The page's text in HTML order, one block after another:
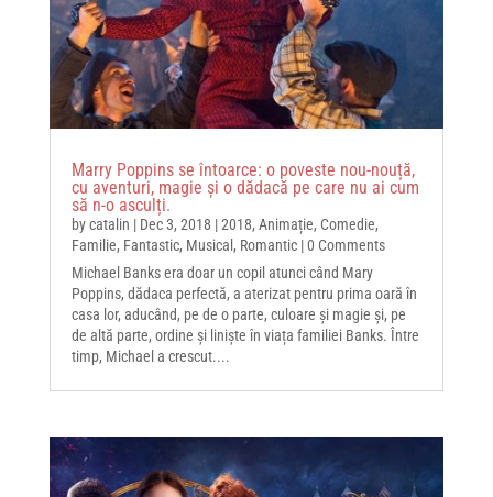
Marry Poppins se întoarce: o poveste nou-nouță,
cu aventuri, magie și o dădacă pe care nu ai cum
să n-o asculți.
bycatalin | Dec 3, 2018 |2018, Animație, Comedie,
Familie, Fantastic, Musical , Romantic| 0 Comments
Michael Banks era doar un copil atunci când Mary
Poppins, dădaca perfectă, a aterizat pentru prima oară în
casa lor, aducând, pe de o parte, culoare și magie și, pe
de altă parte, ordine și liniște în viața familiei Banks. Între
timp, Michael a crescut....